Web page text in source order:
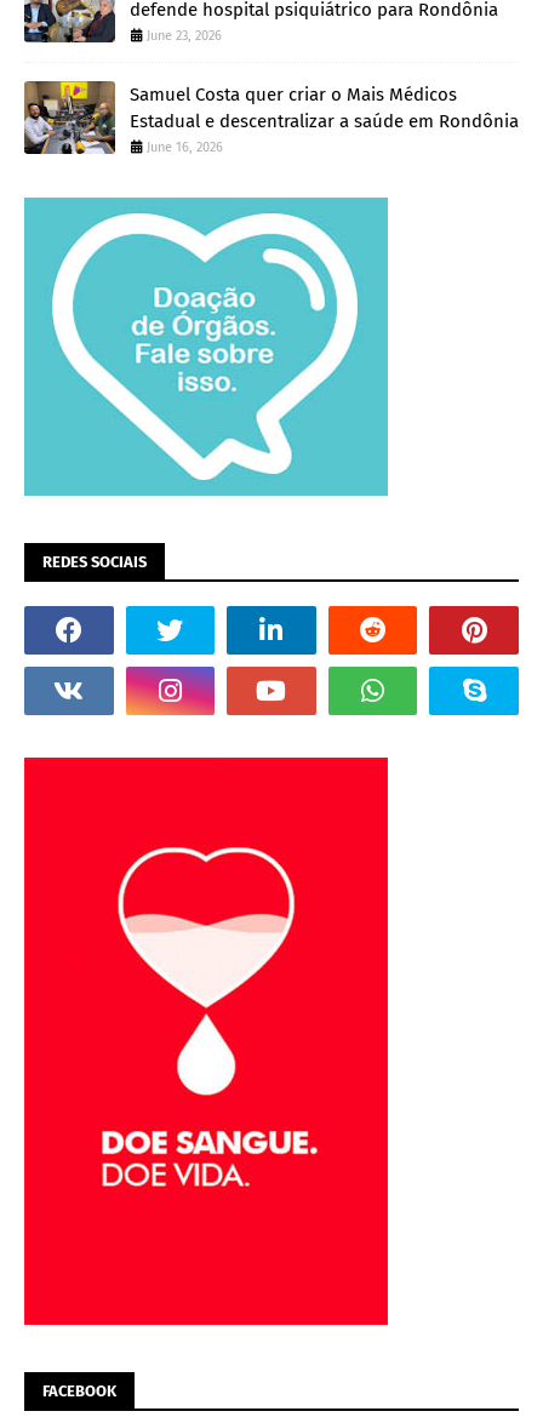
defende hospital psiquiátrico para Rondônia
June 23, 2026
Samuel Costa quer criar o Mais Médicos
Estadual e descentralizar a saúde em Rondônia
June 16, 2026
REDES SOCIAIS
FACEBOOK